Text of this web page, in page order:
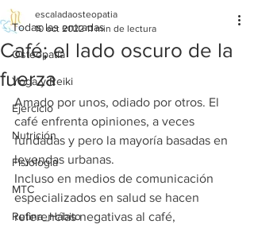
Todas las entradas
Osteopatía
Yoga y Reiki
Ejercicio
Nutrición
Fisiología
MTC
Rutina_Hábito
Café; el lado oscuro de la
fuerza
escaladaosteopatia
10 oct 2022 11 min de lectura
Amado por unos, odiado por otros. El
café enfrenta opiniones, a veces
fundadas y pero la mayoría basadas en
leyendas urbanas.
Incluso en medios de comunicación
especializados en salud se hacen
referencias negativas al café,